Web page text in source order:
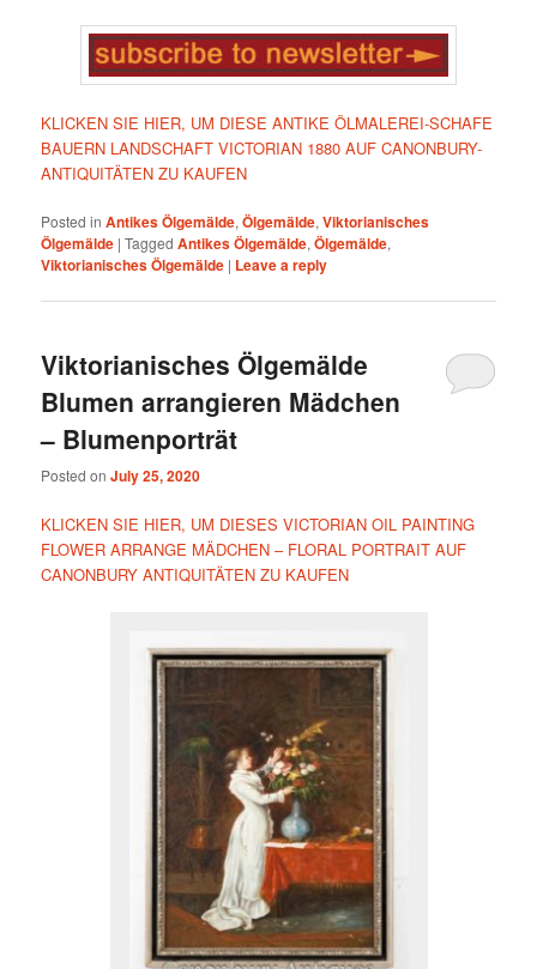
KLICKEN SIE HIER, UM DIESE ANTIKE ÖLMALEREI-SCHAFE
BAUERN LANDSCHAFT VICTORIAN 1880 AUF CANONBURY-
ANTIQUITÄTEN ZU KAUFEN
Posted in Antikes Ölgemälde,Ölgemälde,Viktorianisches
Ölgemälde |Tagged Antikes Ölgemälde,Ölgemälde,
Viktorianisches Ölgemälde | Leave a reply
Viktorianisches Ölgemälde
Blumen arrangieren Mädchen
– Blumenporträt
Posted onJuly 25, 2020
KLICKEN SIE HIER, UM DIESES VICTORIAN OIL PAINTING
FLOWER ARRANGE MÄDCHEN – FLORAL PORTRAIT AUF
CANONBURY ANTIQUITÄTEN ZU KAUFEN